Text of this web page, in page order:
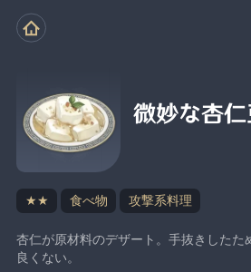
微妙な杏
★★ 食べ物 攻撃系料理
杏仁が原材料のデザート。手抜きしたた
良くない。